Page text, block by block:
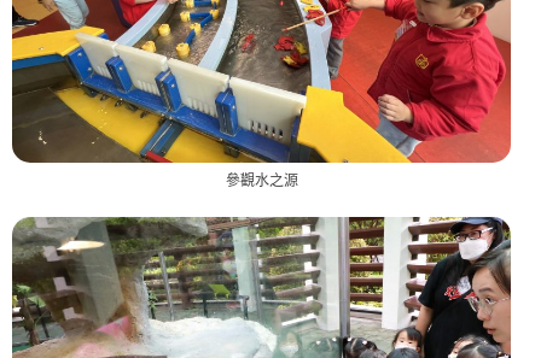
參觀水之源